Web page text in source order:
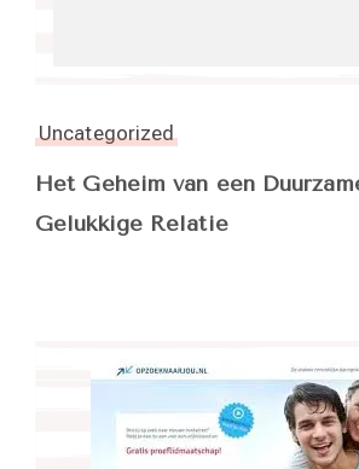
Uncategorized
Het Geheim van een
Gelukkige Relatie